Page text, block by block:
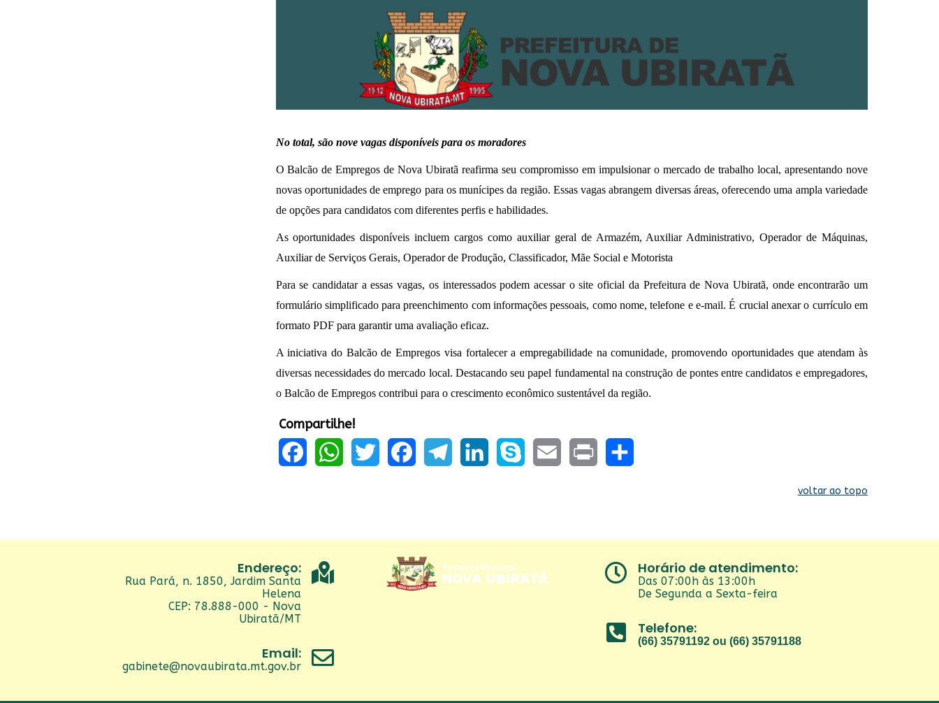
No total, são nove vagas disponíveis para os moradores
O Balcão de Empregos de Nova Ubiratã reafirma seu compromisso em impulsionar o mercado de trabalho local, apresentando nove
novas oportunidades de emprego para os munícipes da região. Essas vagas abrangem diversas áreas, oferecendo uma ampla variedade
de opções para candidatos com diferentes perfis e habilidades.
As oportunidades disponíveis incluem cargos como auxiliar geral de Armazém, Auxiliar Administrativo, Operador de Máquinas,
Auxiliar de Serviços Gerais, Operador de Produção, Classificador, Mãe Social e Motorista
Para se candidatar a essas vagas, os interessados podem acessar o site oficial da Prefeitura de Nova Ubiratã, onde encontrarão um
formulário simplificado para preenchimento com informações pessoais, como nome, telefone e e-mail. É crucial anexar o currículo em
formato PDF para garantir uma avaliação eficaz.
A iniciativa do Balcão de Empregos visa fortalecer a empregabilidade na comunidade, promovendo oportunidades que atendam às
diversas necessidades do mercado local. Destacando seu papel fundamental na construção de pontes entre candidatos e empregadores,
o Balcão de Empregos contribui para o crescimento econômico sustentável da região.
Compartilhe!
voltar ao topo
Endereço:
Rua Pará, n. 1850, Jardim Santa
Helena
CEP: 78.888-000 - Nova
Ubiratã/MT
Email:
gabinete@novaubirata.mt.gov.br
Horário de atendimento:
Das 07:00h às 13:00h
De Segunda a Sexta-feira
Telefone:
(66) 35791192 ou (66) 35791188